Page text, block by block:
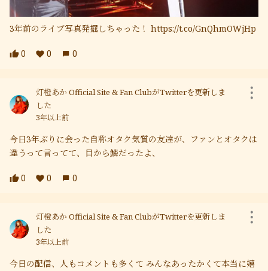
3年前のライブ写真発掘しちゃった！ https://t.co/GnQhmOWjHp
0 0 0
灯橙あか Official Site & Fan ClubがTwitterを更新しま
した
3年以上前
今日3年ぶりに会った自称オタク気質の友達が、ファンとオタクは
違うって言ってて、目から鱗だったよ、
0 0 0
灯橙あか Official Site & Fan ClubがTwitterを更新しま
した
3年以上前
今日の配信、人もコメントも多くて みんなあったかくて本当に嬉